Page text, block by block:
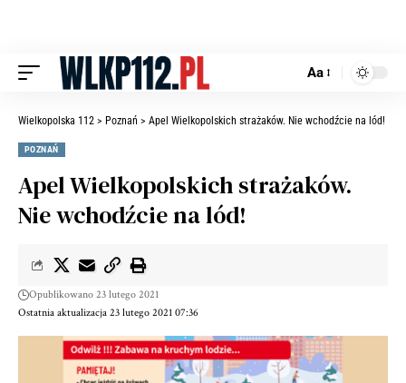
Aa
Wielkopolska 112 > Poznań > Apel Wielkopolskich strażaków. Nie wchodźcie na lód!
POZNAŃ
Apel Wielkopolskich strażaków.
Nie wchodźcie na lód!
Ostatnia aktualizacja 23 lutego 2021 07:36
Opublikowano 23 lutego 2021